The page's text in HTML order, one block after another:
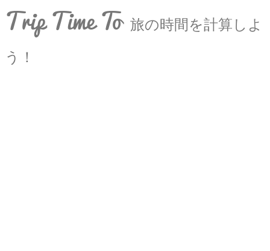
Trip Time To 旅の時間を計算しよ
う！